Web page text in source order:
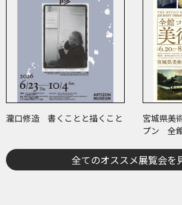
瀧口修造 書くことと描くこと
宮城県美
プン 全
全てのオススメ展覧会を